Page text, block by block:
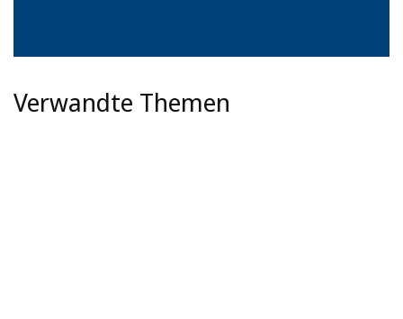
Verwandte Themen